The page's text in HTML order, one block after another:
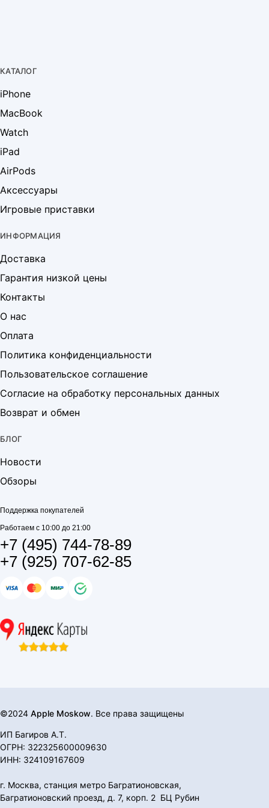
КАТАЛОГ
iPhone
MacBook
Watch
iPad
AirPods
Аксессуары
Игровые приставки
ИНФОРМАЦИЯ
Доставка
Гарантия низкой цены
Контакты
О нас
Оплата
Политика конфиденциальности
Пользовательское соглашение
Согласие на обработку персональных данных
Возврат и обмен
БЛОГ
Новости
Обзоры
Поддержка покупателей
Работаем с 10:00 до 21:00
+7 (495) 744-78-89
+7 (925) 707-62-85
©2024 Apple Moskow. Все права защищены
ИП Багиров А.Т.
ОГРН: 322325600009630
ИНН: 324109167609
г. Москва, станция метро Багратионовская,
Багратионовский проезд, д. 7, корп. 2 БЦ Рубин